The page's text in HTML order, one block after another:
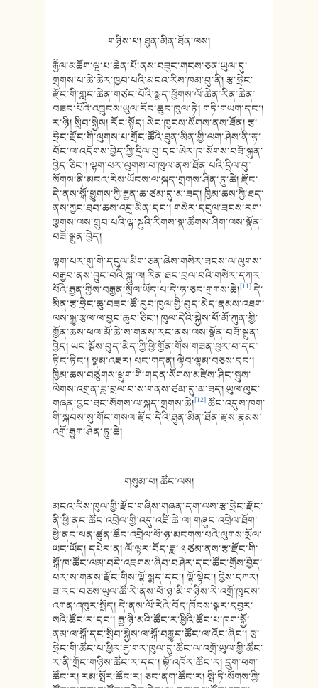
གཉིས་པ། ཐུན་མིན་ཐོན་ལས།
༸རྒྱལ་མཆོག་ལྔ་པ་ཆེན་པོ་ནས་བཟུང་གངས་ཅན་ཡུལ་དུ་
གྲགས་པ་ཆེ་ཆེར་ཁྱབ་པའི་མངའ་རིས་ཁམ་བུ་ནི། རྩ་ཧྲེང་
རྫོང་གི་གླང་ཆེན་གཙང་པོའི་སྨད་ཕྱོགས་ལོ་ཆེན་རིན་ཆེན་
བཟང་པོའི་འཁྲུངས་ཡུལ་རོང་ཆུང་ཁུལ་ཏེ། གཏི་གཡག་དང་།
ར་ཉི། སྲིབ་སྐྱེས། རོང་སྟོད། སེང་ཁུངས་སོགས་ནས་ཐོན། རྩ་
ཧྲེང་རྫོང་གི་ལུགས་པ་གྲོང་ཚོའི་ཐུན་མིན་གྱི་ལག་ཤེས་ནི་རྟ་
བོང་ལ་འདོགས་བྱེད་ཀྱི་དྲིལ་བུ་དང་ཨེར་ཁ་སོགས་བཟོ་སྐྲུན་
བྱེད་ཅིང་། ལྷག་པར་ལུགས་པ་ཁུལ་ནས་ཐོན་པའི་དྲིལ་བུ་
སོགས་ནི་མངའ་རིས་ཡོངས་ལ་སྐད་གྲགས་ཤིན་ཏུ་ཆེ། རྫོང་
དེ་ནས་སྒོ་ཕྱུགས་ཀྱི་རྒྱན་ཆ་ཙམ་དུ་མ་ཟད། ཁྱིམ་ཆས་ཀྱི་ཐད་
ནས་ཀྱང་ཐབ་ཆས་འདྲ་མིན་དང་། གསེར་དངུལ་ཟངས་རག་
ལྕགས་ལས་གྲུབ་པའི་ལྷ་སྐུའི་རིགས་སྣ་ཚོགས་ཤིག་ལས་སྣོན་
བཟོ་སྐྲུན་བྱེད།
ལྷག་པར་གུ་གེ་དངུལ་མིག་ཅན་ཞེས་གསེར་ཟངས་ལ་ལུགས་
བརྒྱབ་ནས་བྱུང་བའི་སྐུ་ལ། རིན་ཐང་བྲལ་བའི་གསེར་དཀར་
པོའི་རྒྱན་གྱིས་བརྒྱན་སྲོལ་ཡོད་པ་དེ་ཧ་ཅང་གྲགས་ཆེ།[11]དེ་
མིན་རྩ་ཧྲེང་ཆུ་བཟང་ཚོ་རུབ་ཁུལ་གྱི་བུད་མེད་རྣམས་འཐག་
ལས་སྒྱུ་རྩལ་ལ་བྱང་ཆུབ་ཅིང་། ཁུལ་དེའི་སྐྱེས་ཕོ་མོ་ཀུན་གྱི་
གྱོན་ཆས་ཕལ་མོ་ཆེ་ས་གནས་རང་ནས་ལས་སྣོན་བཟོ་སྐྲུན་
བྱེད། ཡང་སྒོས་བུད་མེད་ཀྱི་ཕྱི་གྱོན་གོས་གཟན་ཕྱར་བ་དང་
ཏིང་ཏིང་། སྣམ་འཇར། པང་གདན། ལྟེབ་ལྷམ་བཅས་དང་།
ཁྱིམ་ཆས་བཙུགས་ཕྲུག་གི་གདན་སོགས་མཛེས་ཤིང་སྤུས་
ལེགས་འགྲན་ཟླ་བྲལ་བ་ས་གནས་ཙམ་དུ་མ་ཟད། ཡུལ་ལུང་
གཞན་བྱང་ཐང་སོགས་ལ་སྐད་གྲགས་ཆེ།[12]ཚོང་འདུས་ཁག་
གི་སྐབས་སུ་གོང་གསལ་རྫོང་དེའི་ཐུན་མིན་ཐོན་རྫས་རྣམས་
འགྲོ་རྒྱུག་ཤིན་ཏུ་ཆེ།
གསུམ་པ། ཚོང་ལས།
མངའ་རིས་ཁུལ་གྱི་རྫོང་གཞིས་གཞན་དག་ལས་རྩ་ཧྲེང་རྫོང་
ནི་ཕྱི་ནང་ཚོང་འབྲེལ་གྱི་འདུ་འཛི་ཆེ་ལ། གཞུང་འབྲེལ་ཐོག་
ཕྱི་ནང་ཕན་ཚུན་ཚོང་འབྲེལ་ཕོ་ཉ་མངགས་པའི་ལུགས་སྲོལ་
ཡང་ཡོད། དཔེར་ན། ལོ་ལྟར་བོད་ཟླ་ ༢ ཙམ་ནས་རྩ་རྫོང་གི་
སྒོ་ཁ་ཚོང་ལམ་བདེ་འཇགས་ཞིབ་བཤེར་དང་ཚོང་གྲོས་བྱེད་
པར་ས་གནས་རྫོང་གིས་ལྷོ་སྨད་དང་། ལྷོ་སྟེང་། བྱེས་དཀར།
ཟ་རང་བཅས་ཡུལ་ཚོ་རེ་ནས་ཕོ་ཉ་མི་གཉིས་རེ་འགྲོ་ཁུངས་
འགན་འཁུར་སྤྲོད། དེ་ནས་ལོ་རེའི་བོད་ཁོངས་སྒར་དབྱར་
སའི་ཚོང་ར་དང་། རྒྱ་ཉི་མའི་ཚོང་ར་ཕྱིའི་ཚོང་པ་ཁག་སྐྱོ་
ནམ་ལ་སྒོ་དང་སྲིབ་སྐྱེས་ལ་སྒོ་བརྒྱུད་ཚོང་ལ་འོང་ཞིང་། རྩ་
ཧྲེང་གི་ཚོང་པ་ཕྱིར་རྒྱ་གར་ཁུལ་དུ་ཚོང་ལ་འགྲོ་ཡུལ་གྱི་ཚོང་
ར་ནི་གྲོང་གཉིས་ཚོང་ར་དང་། བྷོ་འཁོར་ཚོང་ར། དྲུག་ཕག་
ཚོང་ར། རམ་སྤོར་ཚོང་ར། ཅང་ནག་ཚོང་ར། སྤི་ཏི་སོགས་ཀྱི་